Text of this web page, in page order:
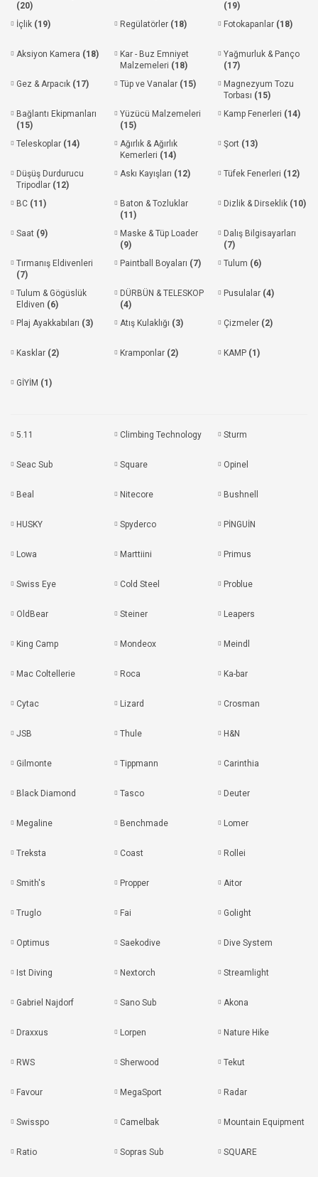
(20)
(19)
İçlik (19) Regülatörler (18) Fotokapanlar (18)
Aksiyon Kamera (18)
Kar - Buz Emniyet
Malzemeleri (18)
Yağmurluk & Panço
(17)
Gez & Arpacık (17) Tüp ve Vanalar (15)
Magnezyum Tozu
Torbası (15)
Bağlantı Ekipmanları
(15)
Yüzücü Malzemeleri
(15)
Kamp Fenerleri (14)
Teleskoplar (14)
Ağırlık & Ağırlık
Kemerleri (14)
Şort (13)
Düşüş Durdurucu
Tripodlar (12)
Askı Kayışları (12) Tüfek Fenerleri (12)
BC (11)
Baton & Tozluklar
(11)
Dizlik & Dirseklik (10)
Saat (9)
Maske & Tüp Loader
(9)
Dalış Bilgisayarları
(7)
Tırmanış Eldivenleri
(7)
Paintball Boyaları (7) Tulum (6)
Tulum & Gögüslük
Eldiven (6)
DÜRBÜN & TELESKOP
(4)
Pusulalar (4)
Plaj Ayakkabıları (3) Atış Kulaklığı (3) Çizmeler (2)
Kasklar (2) Kramponlar (2) KAMP (1)
GİYİM (1)
5.11 Climbing Technology Sturm
Seac Sub Square Opinel
Beal Nitecore Bushnell
HUSKY Spyderco PİNGUİN
Lowa Marttiini Primus
Swiss Eye Cold Steel Problue
OldBear Steiner Leapers
King Camp Mondeox Meindl
Mac Coltellerie Roca Ka-bar
Cytac Lizard Crosman
JSB Thule H&N
Gilmonte Tippmann Carinthia
Black Diamond Tasco Deuter
Megaline Benchmade Lomer
Treksta Coast Rollei
Smith's Propper Aitor
Truglo Fai Golight
Optimus Saekodive Dive System
Ist Diving Nextorch Streamlight
Gabriel Najdorf Sano Sub Akona
Draxxus Lorpen Nature Hike
RWS Sherwood Tekut
Favour MegaSport Radar
Swisspo Camelbak Mountain Equipment
Ratio Sopras Sub SQUARE